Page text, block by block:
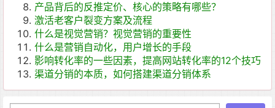
产品背后的反推定价、核心的策略有哪些？
激活老客户裂变方案及流程
什么是视觉营销？视觉营销的重要性
什么是营销自动化，用户增长的手段
影响转化率的一些因素，提高网站转化率的12个技巧
渠道分销的本质，如何搭建渠道分销体系